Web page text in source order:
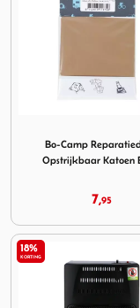
Bo-Camp
Opstrijkbaar Katoen
7,95
18%
KORTING